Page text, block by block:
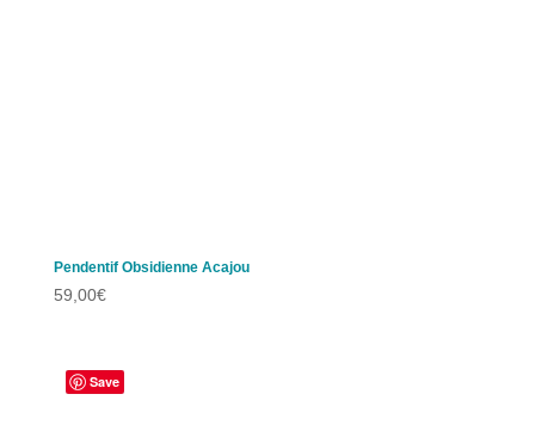
Pendentif Obsidienne Acajou
59,00€
Save